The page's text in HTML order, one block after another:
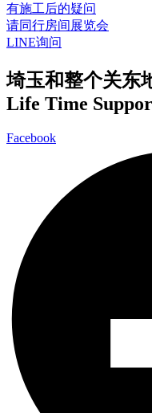
有施工后的疑问
请同行房间展览会
LINE询问
埼玉和整个关东
Life Time
Facebook